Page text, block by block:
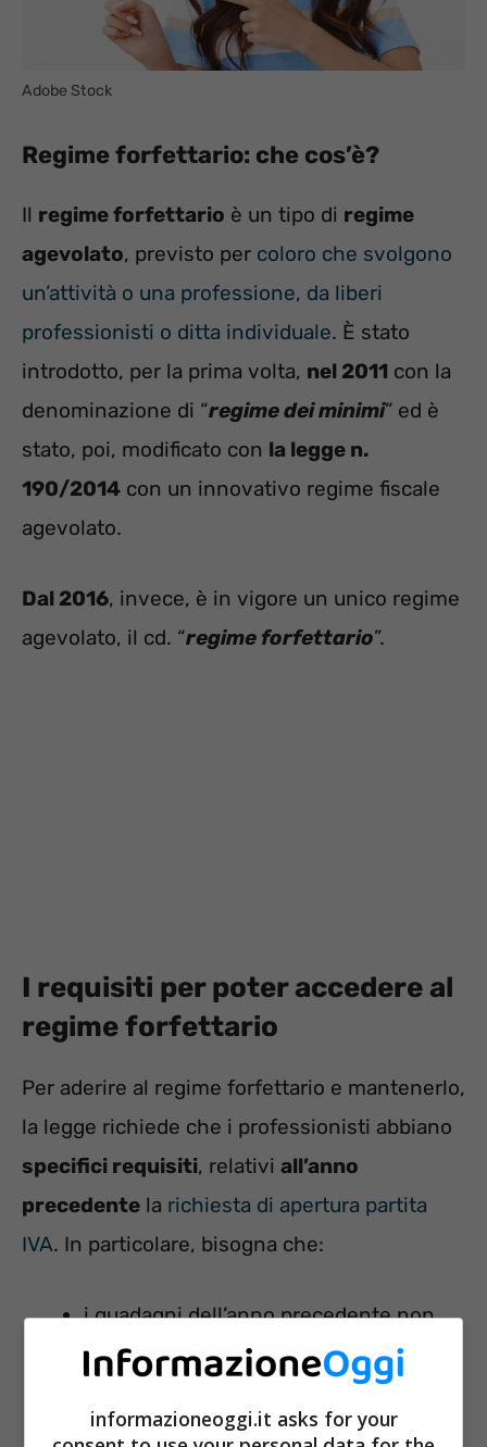
Adobe Stock
Regime forfettario: che cos’è?
Il regime forfettario è un tipo di regime
agevolato, previsto per coloro che svolgono
un’attività o una professione, da liberi
professionisti o ditta individuale. È stato
introdotto, per la prima volta, nel 2011 con la
denominazione di “regime dei minimi” ed è
stato, poi, modificato con la legge n.
190/2014 con un innovativo regime fiscale
agevolato.
Dal 2016, invece, è in vigore un unico regime
agevolato, il cd. “regime forfettario”.
I requisiti per poter accedere al
regime forfettario
Per aderire al regime forfettario e mantenerlo,
la legge richiede che i professionisti abbiano
specifici requisiti, relativi all’anno
precedente la richiesta di apertura partita
IVA. In particolare, bisogna che:
i guadagni dell’anno precedente non
superino la soglia massima delle
entrate annue, che variano a seconda
dell’attività svolta. Tale soglia va
dai
informazioneoggi.it asks for your